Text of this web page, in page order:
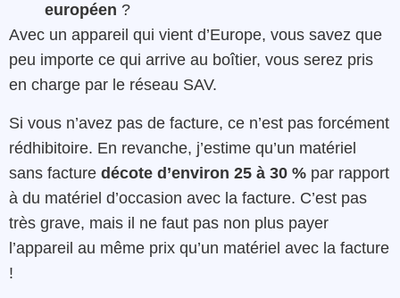
européen ?
Avec un appareil qui vient d’Europe, vous savez que
peu importe ce qui arrive au boîtier, vous serez pris
en charge par le réseau SAV.
Si vous n’avez pas de facture, ce n’est pas forcément
rédhibitoire. En revanche, j’estime qu’un matériel
sans facture décote d’environ 25 à 30 % par rapport
à du matériel d’occasion avec la facture. C’est pas
très grave, mais il ne faut pas non plus payer
l’appareil au même prix qu’un matériel avec la facture
!